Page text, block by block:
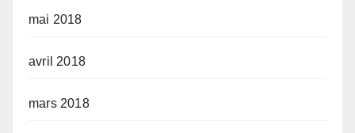
mai 2018
avril 2018
mars 2018